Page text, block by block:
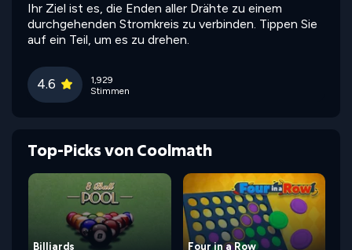
Ihr Ziel ist es, die Enden aller Drähte zu einem
durchgehenden Stromkreis zu verbinden. Tippen Sie
auf ein Teil, um es zu drehen.
4.6
1,929
Stimmen
Top-Picks von Coolmath
Billiards Four in a Row